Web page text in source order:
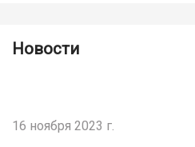
Новости
16 ноября 2023 г.